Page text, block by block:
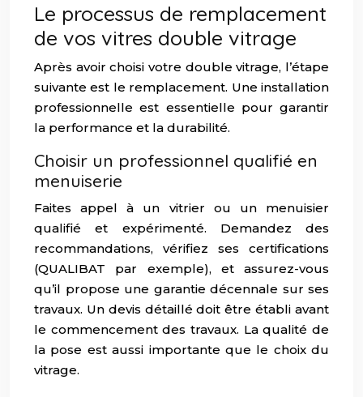
Le processus de remplacement
de vos vitres double vitrage
Après avoir choisi votre double vitrage, l’étape
suivante est le remplacement. Une installation
professionnelle est essentielle pour garantir
la performance et la durabilité.
Choisir un professionnel qualifié en
menuiserie
Faites appel à un vitrier ou un menuisier
qualifié et expérimenté. Demandez des
recommandations, vérifiez ses certifications
(QUALIBAT par exemple), et assurez-vous
qu’il propose une garantie décennale sur ses
travaux. Un devis détaillé doit être établi avant
le commencement des travaux. La qualité de
la pose est aussi importante que le choix du
vitrage.